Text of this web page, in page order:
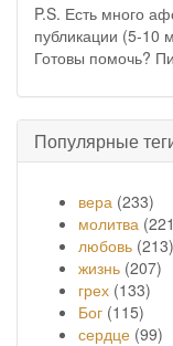
P.S. Есть много
публикации (5-10
Готовы помочь?
Популярные
вера (233)
молитва
любовь (213)
жизнь (207)
грех (133)
Бог (115)
сердце (99)